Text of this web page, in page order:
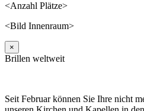
<Anzahl Plätze>
<Bild Innenraum>
×
Brillen weltweit
Seit Februar können Sie Ihre nicht